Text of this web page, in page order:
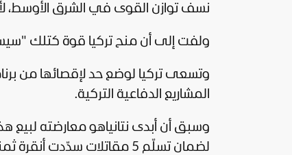
نسف توازن القوى في الشرق الأوسط،
ولفت إلى أن منح تركيا قوة كتلك
المشاريع الدفاعية التركية.
وسبق أن أبدى نتانياهو معارضته لبيع
لضمان تسلّم 5 مقاتلات سدّدت أنقرة ثمنها.